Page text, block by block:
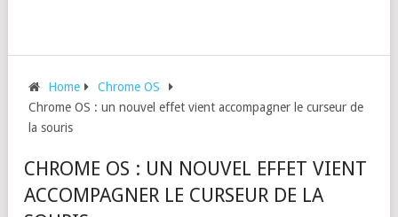
Home
Chrome OS
Chrome OS : un nouvel effet vient accompagner le curseur de
la souris
CHROME OS : UN NOUVEL EFFET VIENT
ACCOMPAGNER LE CURSEUR DE LA